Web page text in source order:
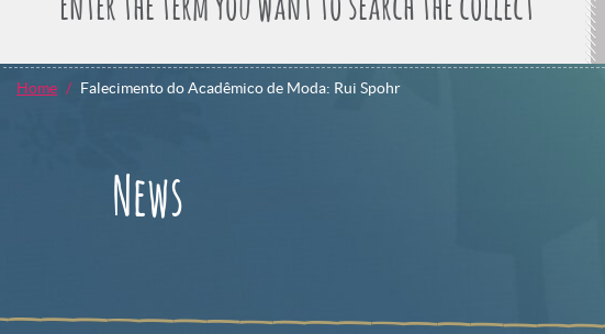
Home Falecimento do Acadêmico de Moda: Rui Spohr
News